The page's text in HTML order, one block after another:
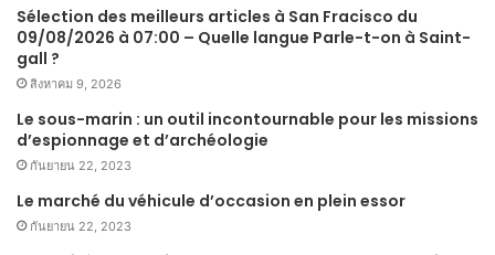
Sélection des meilleurs articles à San Fracisco du
09/08/2026 à 07:00 – Quelle langue Parle-t-on à Saint-
gall ?
สิงหาคม 9, 2026
Le sous-marin : un outil incontournable pour les missions
d’espionnage et d’archéologie
กันยายน 22, 2023
Le marché du véhicule d’occasion en plein essor
กันยายน 22, 2023